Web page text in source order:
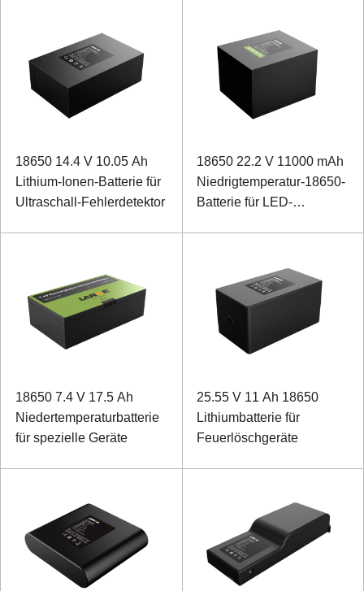
18650 14.4 V 10.05 Ah
Lithium-Ionen-Batterie für
Ultraschall-Fehlerdetektor
18650 22.2 V 11000 mAh
Niedrigtemperatur-18650-
Batterie für LED-
18650 7.4 V 17.5 Ah
Niedertemperaturbatterie
für spezielle Geräte
25.55 V 11 Ah 18650
Lithiumbatterie für
Feuerlöschgeräte